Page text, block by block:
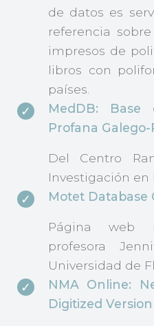
de datos es
referencia
impresos de
libros con
países.
MedDB:
Profana
Del Centro
Investigación en
Motet Database
Página web
profesora
Universidad de
NMA Online:
Digitized Version